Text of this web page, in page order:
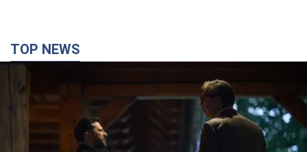
TOP NEWS